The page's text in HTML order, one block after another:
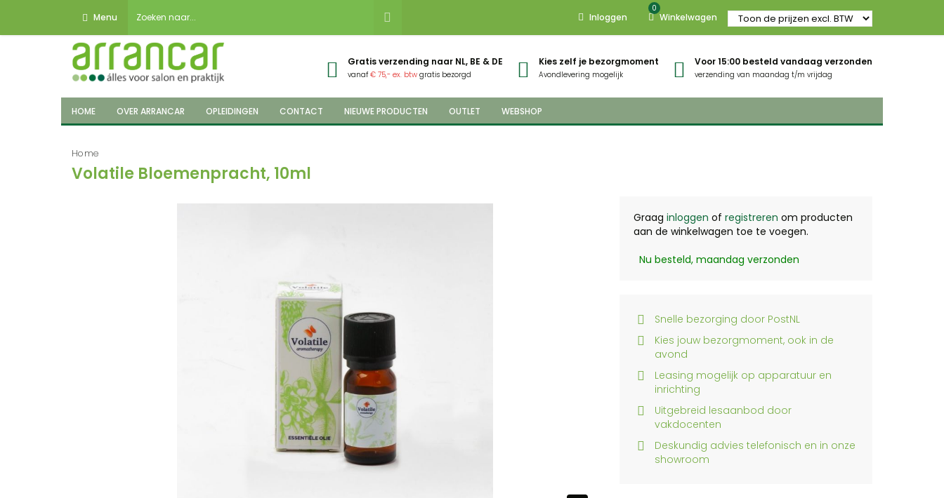
Menu Inloggen
0
Winkelwagen
Gratis verzending naar NL, BE & DE
vanaf€ 75,- ex. btw gratis bezorgd
Kies zelf je bezorgmoment
Avondlevering mogelijk
Voor 15:00 besteld vandaag verzonden
verzending van maandag t/m vrijdag
HOME OVER ARRANCAR OPLEIDINGEN CONTACT NIEUWE PRODUCTEN OUTLET WEBSHOP
Home
Volatile Bloemenpracht, 10ml
Graag inloggen of registreren om producten
aan de winkelwagen toe te voegen.
Nu besteld, maandag verzonden
Snelle bezorging door PostNL
Kies jouw bezorgmoment, ook in de
avond
Leasing mogelijk op apparatuur en
inrichting
Uitgebreid lesaanbod door
vakdocenten
Deskundig advies telefonisch en in onze
showroom